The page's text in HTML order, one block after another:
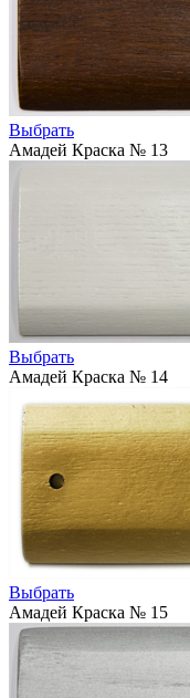
Выбрать
Амадей Краска № 13
Выбрать
Амадей Краска № 14
Выбрать
Амадей Краска № 15